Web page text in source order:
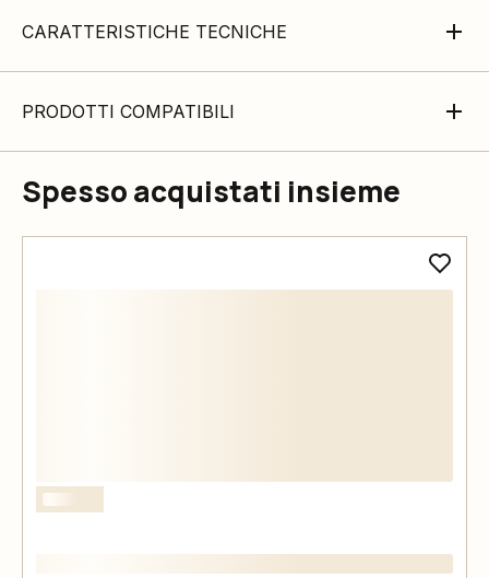
CARATTERISTICHE TECNICHE
PRODOTTI COMPATIBILI
Spesso acquistati insieme